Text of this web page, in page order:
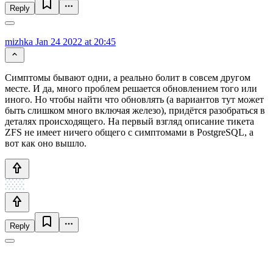
Reply
mizhka Jan 24 2022 at 20:45
Симптомы бывают одни, а реально болит в совсем другом
месте. И да, много проблем решается обновлением того или
иного. Но чтобы найти что обновлять (а вариантов тут может
быть слишком много включая железо), придётся разобраться в
деталях происходящего. На первый взгляд описание тикета
ZFS не имеет ничего общего с симптомами в PostgreSQL, а
вот как оно вышло.
Reply